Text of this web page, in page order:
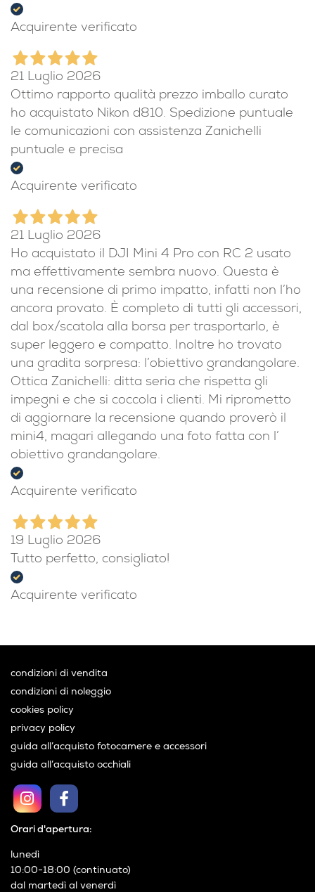
Acquirente verificato
21 Luglio 2026
Ottimo rapporto qualità prezzo imballo curato
ho acquistato Nikon d810. Spedizione puntuale
le comunicazioni con assistenza Zanichelli
puntuale e precisa
Acquirente verificato
21 Luglio 2026
Ho acquistato il DJI Mini 4 Pro con RC 2 usato
ma effettivamente sembra nuovo. Questa è
una recensione di primo impatto, infatti non l’ho
ancora provato. È completo di tutti gli accessori,
dal box/scatola alla borsa per trasportarlo, è
super leggero e compatto. Inoltre ho trovato
una gradita sorpresa: l’obiettivo grandangolare.
Ottica Zanichelli: ditta seria che rispetta gli
impegni e che si coccola i clienti. Mi riprometto
di aggiornare la recensione quando proverò il
mini4, magari allegando una foto fatta con l’
obiettivo grandangolare.
Acquirente verificato
19 Luglio 2026
Tutto perfetto, consigliato!
Acquirente verificato
Orari d'apertura:
lunedì
10:00-18:00 (continuato)
dal martedì al venerdì
condizioni di vendita
condizioni di noleggio
cookies policy
privacy policy
guida all’acquisto fotocamere e accessori
guida all’acquisto occhiali